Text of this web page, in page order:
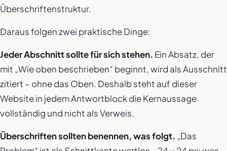
Überschriftenstruktur.
Daraus folgen zwei praktische Dinge:
Jeder Abschnitt sollte für sich stehen. Ein Absatz, der
mit „Wie oben beschrieben“ beginnt, wird als Ausschnitt
zitiert – ohne das Oben. Deshalb steht auf dieser
Website in jedem Antwortblock die Kernaussage
vollständig und nicht als Verweis.
Überschriften sollten benennen, was folgt. „Das